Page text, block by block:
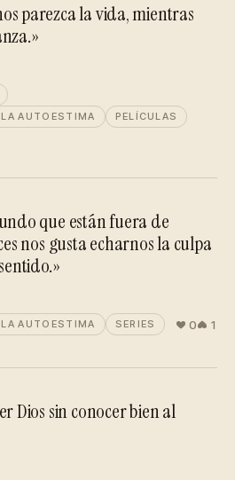
parezca la vida, mientras
LA AUTOESTIMA
PELÍCULAS
que están fuera de
nos gusta echarnos la culpa
LA AUTOESTIMA SERIES 0 1
Dios sin conocer bien al